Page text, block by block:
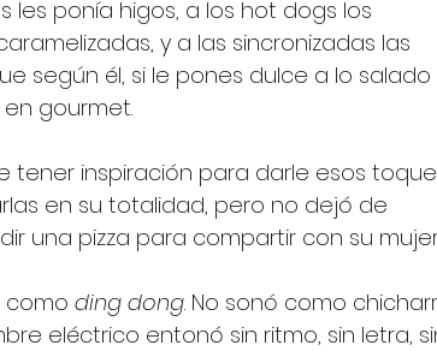
les ponía higos, a los hot dogs los
y a las sincronizadas las
según él, si le pones dulce a lo salado
gourmet.
tener inspiración para darle esos
en su totalidad, pero no dejó de
una pizza para compartir con su
como ding dong. No sonó como
eléctrico entonó sin ritmo, sin letra,